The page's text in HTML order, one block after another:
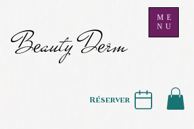
Beauty Derm
ME
NU
Réserver